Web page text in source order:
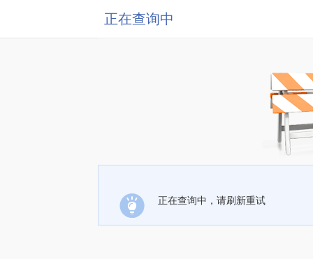
正在查询中
正在查询中，请刷新重试